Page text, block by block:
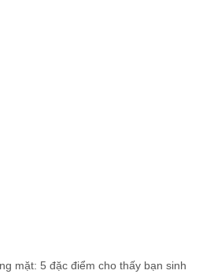
mặt: 5 đặc điểm cho thấy bạn sinh